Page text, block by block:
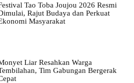
Tao Toba Joujou 2026 Resmi
Rajut Budaya dan Perkuat
Masyarakat
Liar Resahkan Warga
Tim Gabungan Bergerak